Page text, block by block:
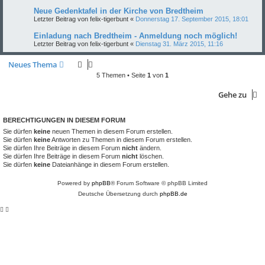
Neue Gedenktafel in der Kirche von Bredtheim
Letzter Beitrag von felix-tigerbunt « Donnerstag 17. September 2015, 18:01
Einladung nach Bredtheim - Anmeldung noch möglich!
Letzter Beitrag von felix-tigerbunt « Dienstag 31. März 2015, 11:16
Neues Thema
5 Themen • Seite 1 von 1
Gehe zu
BERECHTIGUNGEN IN DIESEM FORUM
Sie dürfen keine neuen Themen in diesem Forum erstellen.
Sie dürfen keineAntworten zu Themen in diesem Forum erstellen.
Sie dürfen Ihre Beiträge in diesem Forum nicht ändern.
Sie dürfen Ihre Beiträge in diesem Forum nicht löschen.
Sie dürfen keine Dateianhänge in diesem Forum erstellen.
Powered by phpBB® Forum Software © phpBB Limited
Deutsche Übersetzung durch phpBB.de